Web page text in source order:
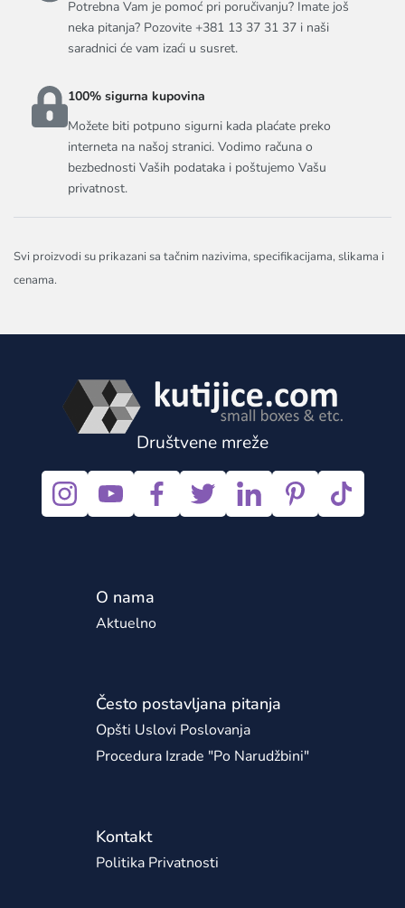
Potrebna Vam je pomoć pri poručivanju? Imate još
neka pitanja? Pozovite +381 13 37 31 37 i naši
saradnici će vam izaći u susret.
100% sigurna kupovina
Možete biti potpuno sigurni kada plaćate preko
interneta na našoj stranici. Vodimo računa o
bezbednosti Vaših podataka i poštujemo Vašu
privatnost.
Svi proizvodi su prikazani sa tačnim nazivima, specifikacijama, slikama i
cenama.
Društvene mreže
O nama
Aktuelno
Često postavljana pitanja
Opšti Uslovi Poslovanja
Procedura Izrade "po Narudžbini"
Kontakt
Politika Privatnosti